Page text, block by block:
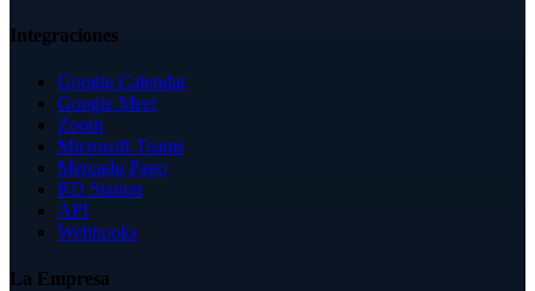
Integraciones
Google Calendar
Google Meet
Zoom
Microsoft Teams
Mercado Pago
RD Station
API
Webhooks
La Empresa